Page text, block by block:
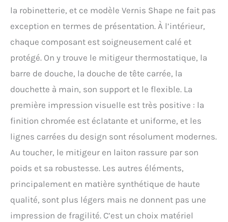
température souhaitée et
protège de l’eau trop
expérience incroyablement
agréable : La douche de
12 l/min, max, tandis que
la douchette peut
l/min, max, (chacune à 3
bar) Vendue avec une
douche de tête : La
douchette Vernis Vario
vous offre un pommeau
de 10 cm et deux types de
jet (Rain et IntenseRain)
Changement de jet facile :
Il vous suffit de faire
tourner le disque de jet du
pommeau pour changer
la robinetterie, et ce modèle Vernis Shape ne fait pas
exception en termes de présentation. À l’intérieur,
chaque composant est soigneusement calé et
protégé. On y trouve le mitigeur thermostatique, la
barre de douche, la douche de tête carrée, la
douchette à main, son support et le flexible. La
première impression visuelle est très positive : la
finition chromée est éclatante et uniforme, et les
lignes carrées du design sont résolument modernes.
Au toucher, le mitigeur en laiton rassure par son
poids et sa robustesse. Les autres éléments,
principalement en matière synthétique de haute
qualité, sont plus légers mais ne donnent pas une
impression de fragilité. C’est un choix matériel